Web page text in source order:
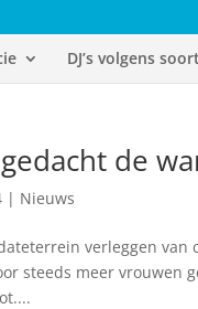
DJ’s volgens
de
| Nieuws
verleggen
steeds meer vrouwen